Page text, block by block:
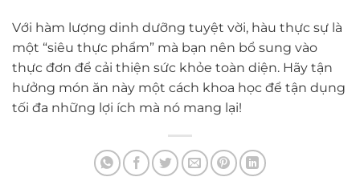
Với hàm lượng dinh dưỡng tuyệt vời, hàu thực sự là
một “siêu thực phẩm” mà bạn nên bổ sung vào
thực đơn để cải thiện sức khỏe toàn diện. Hãy tận
hưởng món ăn này một cách khoa học để tận dụng
tối đa những lợi ích mà nó mang lại!